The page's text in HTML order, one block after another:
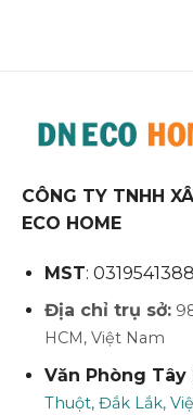
CÔNG TY TNHH
ECO HOME
MST: 0319541388
Địa chỉ trụ sở:
HCM, Việt Nam
Văn Phòng Tây
Thuột, Đắk Lắk,